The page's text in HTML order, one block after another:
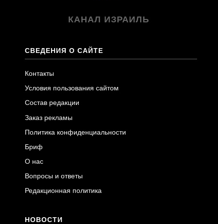
КАНАЛ ИЗРАИЛЬ
СВЕДЕНИЯ О САЙТЕ
Контакты
Условия пользования сайтом
Состав редакции
Заказ рекламы
Политика конфиденциальности
Бриф
О нас
Вопросы и ответы
Редакционная политика
НОВОСТИ